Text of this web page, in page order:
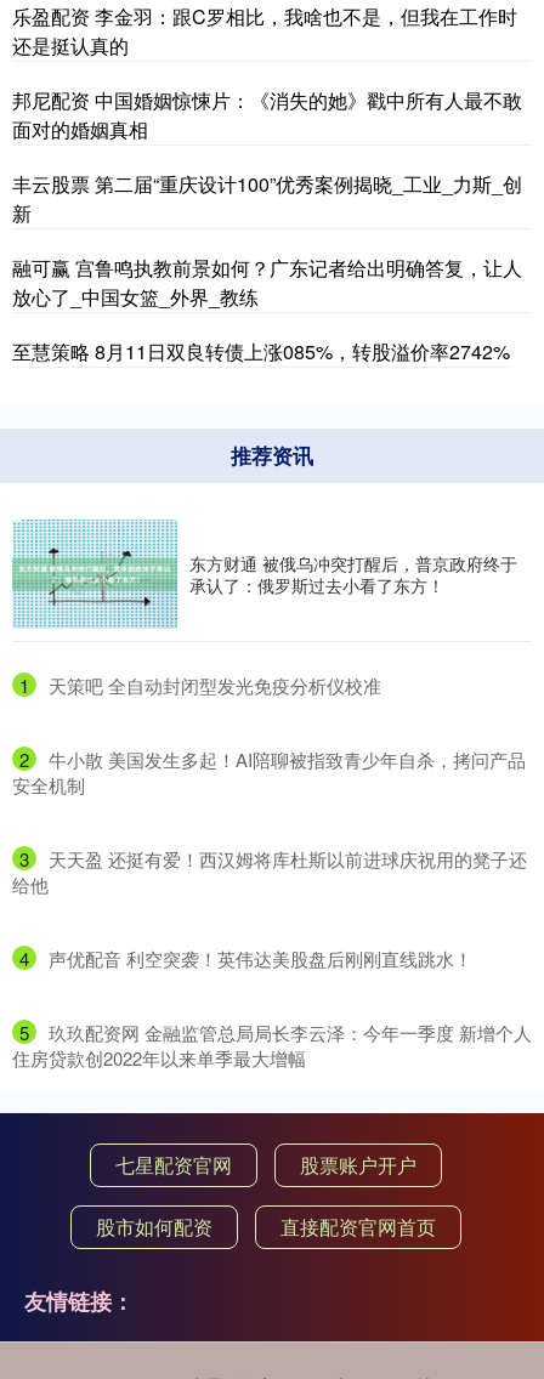
乐盈配资 李金羽：跟C罗相比，我啥也不是，但我在工作时
还是挺认真的
邦尼配资 中国婚姻惊悚片：《消失的她》戳中所有人最不敢
面对的婚姻真相
丰云股票 第二届“重庆设计100”优秀案例揭晓_工业_力斯_创
新
融可赢 宫鲁鸣执教前景如何？广东记者给出明确答复，让人
放心了_中国女篮_外界_教练
至慧策略 8月11日双良转债上涨085%，转股溢价率2742%
推荐资讯
东方财通 被俄乌冲突打醒后，普京政府终于
承认了：俄罗斯过去小看了东方！
1 ​天策吧 全自动封闭型发光免疫分析仪校准
2
​牛小散 美国发生多起！AI陪聊被指致青少年自杀，拷问产品
安全机制
3
​天天盈 还挺有爱！西汉姆将库杜斯以前进球庆祝用的凳子还
给他
4 ​声优配音 利空突袭！英伟达美股盘后刚刚直线跳水！
5
​玖玖配资网 金融监管总局局长李云泽：今年一季度 新增个人
住房贷款创2022年以来单季最大增幅
七星配资官网 股票账户开户
股市如何配资 直接配资官网首页
友情链接：